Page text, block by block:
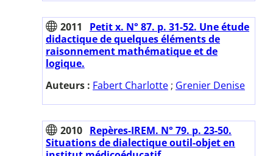
2011
Petit x. N° 87. p. 31-52. Une étude
didactique de quelques éléments de
raisonnement mathématique et de
logique.
Auteurs : Fabert Charlotte ; Grenier Denise
2010 Repères-IREM. N° 79. p. 23-50.
Situations de dialectique outil-objet en